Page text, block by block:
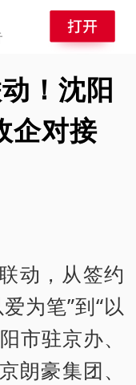
！沈阳
企对接
动，从签约
为笔”到“以
市驻京办、
朗豪集团、